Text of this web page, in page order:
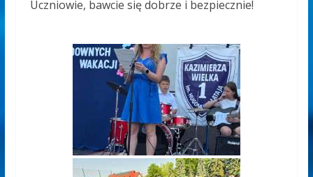
Uczniowie, bawcie się dobrze i bezpiecznie!